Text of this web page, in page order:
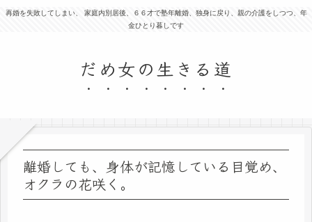
再婚を失敗してしまい、 家庭内別居後、６６才で塾年離婚、独身に戻り、親の介護をしつつ、年
金ひとり暮しです
だめ女の生きる道
離婚しても、身体が記憶している目覚め、
オクラの花咲く。